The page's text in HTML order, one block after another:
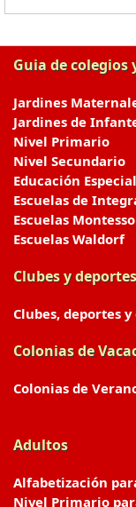
Guia de colegios
Jardines
Jardines de
Nivel Primario
Nivel Secundario
Educación Especial
Escuelas de
Escuelas
Escuelas Waldorf
Clubes y
Clubes, deportes
Colonias de
Colonias de
Adultos
Alfabetización
Nivel Primario